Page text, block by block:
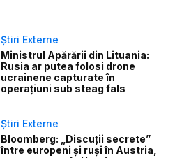
Știri Externe
Ministrul Apărării din Lituania:
Rusia ar putea folosi drone
ucrainene capturate în
operațiuni sub steag fals
Știri Externe
Bloomberg: „Discuții secrete”
între europeni și ruși în Austria,